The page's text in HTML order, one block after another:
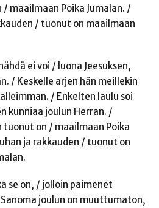
maailmaan Poika Jumalan. /
/ tuonut on maailmaan
ei voi / luona Jeesuksen,
/ Keskelle arjen hän meillekin
/ Enkelten laulu soi
kunniaa joulun Herran. /
tuonut on / maailmaan Poika
ja rakkauden / tuonut on
se on, / jolloin paimenet
Sanoma joulun on muuttumaton,